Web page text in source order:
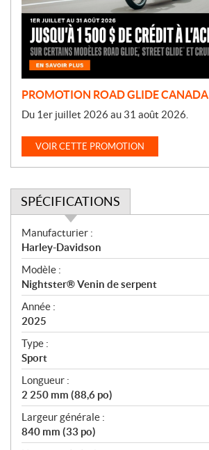
t
n
PROMOTION ROAD GLIDE CANADA
Du 1er juillet 2026 au 31 août 2026.
VOIR CETTE PROMOTION
SPÉCIFICATIONS
S
p
é
c
i
f
i
c
a
t
i
o
n
s
Manufacturier :
Harley-Davidson
Modèle :
Nightster® Venin de serpent
Année :
2025
Type :
Sport
Longueur :
2 250 mm (88,6 po)
Largeur générale :
840 mm (33 po)